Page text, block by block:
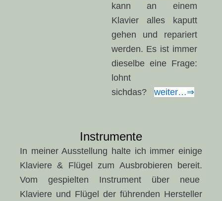
kann an einem
Klavier alles kaputt
gehen und repariert
werden. Es ist immer
dieselbe eine Frage:
lohnt
sichdas?
weiter…⇒
Instrumente
In meiner Ausstellung halte ich immer einige
Klaviere & Flügel zum Ausbrobieren bereit.
Vom gespielten Instrument über neue
Klaviere und Flügel der führenden Hersteller